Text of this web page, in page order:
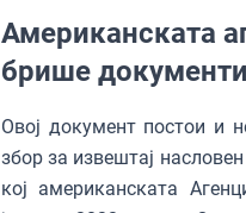
Американската
брише
Oвој документ постои и
збор за извештај
кој американската